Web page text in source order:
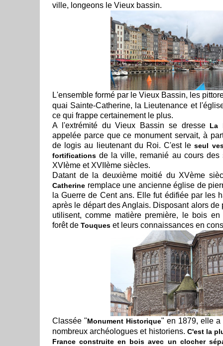
ville, longeons le Vieux bassin.
L'ensemble formé par le Vieux Bassin, les
quai Sainte-Catherine, la Lieutenance et
ce qui frappe certainement le plus.
A l'extrémité du Vieux Bassin se dresse La
appelée parce que ce monument servait, à
de logis au lieutenant du Roi. C'est leseul
fortifications de la ville, remanié au cours des
XVIème et XVIIème siècles.
Datant de la deuxième moitié du XVème
Catherine remplace une ancienne église de
la Guerre de Cent ans. Elle fut édifiée par les
après le départ des Anglais. Disposant alors de
utilisent, comme matière première, le bois
forêt de Touques et leurs connaissances en
Classée "Monument Historique" en 1879, elle a
nombreux archéologues et historiens. C'est la
France construite en bois avec un clocher